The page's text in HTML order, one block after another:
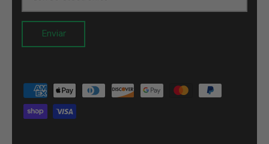
Enviar